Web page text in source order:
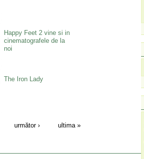
Happy Feet 2 vine si in
cinematografele de la
noi
The Iron Lady
următor › ultima »